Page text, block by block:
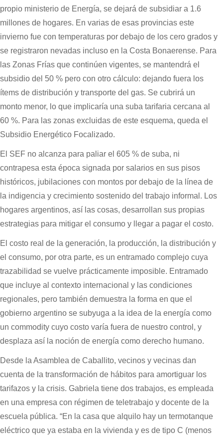
propio ministerio de Energía, se dejará de subsidiar a 1.6
millones de hogares. En varias de esas provincias este
invierno fue con temperaturas por debajo de los cero grados y
se registraron nevadas incluso en la Costa Bonaerense. Para
las Zonas Frías que continúen vigentes, se mantendrá el
subsidio del 50 % pero con otro cálculo: dejando fuera los
ítems de distribución y transporte del gas. Se cubrirá un
monto menor, lo que implicaría una suba tarifaria cercana al
60 %. Para las zonas excluidas de este esquema, queda el
Subsidio Energético Focalizado.
El SEF no alcanza para paliar el 605 % de suba, ni
contrapesa esta época signada por salarios en sus pisos
históricos, jubilaciones con montos por debajo de la línea de
la indigencia y crecimiento sostenido del trabajo informal. Los
hogares argentinos, así las cosas, desarrollan sus propias
estrategias para mitigar el consumo y llegar a pagar el costo.
El costo real de la generación, la producción, la distribución y
el consumo, por otra parte, es un entramado complejo cuya
trazabilidad se vuelve prácticamente imposible. Entramado
que incluye al contexto internacional y las condiciones
regionales, pero también demuestra la forma en que el
gobierno argentino se subyuga a la idea de la energía como
un commodity cuyo costo varía fuera de nuestro control, y
desplaza así la noción de energía como derecho humano.
Desde la Asamblea de Caballito, vecinos y vecinas dan
cuenta de la transformación de hábitos para amortiguar los
tarifazos y la crisis. Gabriela tiene dos trabajos, es empleada
en una empresa con régimen de teletrabajo y docente de la
escuela pública. “En la casa que alquilo hay un termotanque
eléctrico que ya estaba en la vivienda y es de tipo C (menos